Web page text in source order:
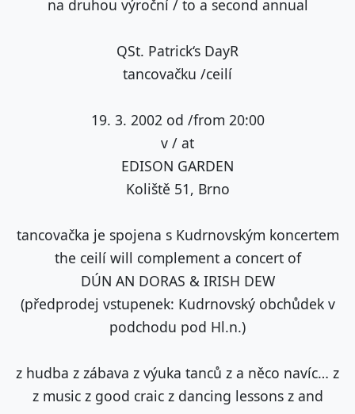
na druhou výroční / to a second annual
QSt. Patrick‘s DayR
tancovačku /ceilí
19. 3. 2002 od /from 20:00
v / at
EDISON GARDEN
Koliště 51, Brno
tancovačka je spojena s Kudrnovským koncertem
the ceilí will complement a concert of
DÚN AN DORAS & IRISH DEW
(předprodej vstupenek: Kudrnovský obchůdek v
podchodu pod Hl.n.)
z hudba z zábava z výuka tanců z a něco navíc… z
z music z good craic z dancing lessons z and